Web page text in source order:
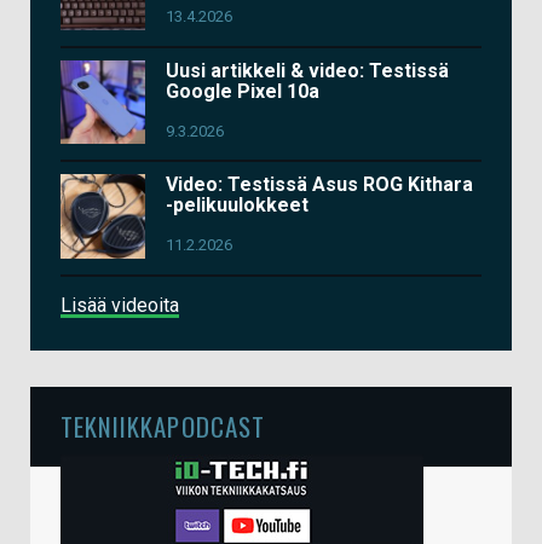
13.4.2026
Uusi artikkeli & video: Testissä
Google Pixel 10a
9.3.2026
Video: Testissä Asus ROG Kithara
-pelikuulokkeet
11.2.2026
Lisää videoita
TEKNIIKKAPODCAST